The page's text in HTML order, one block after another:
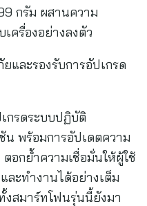
กรัม ผสานความ
ครื่องอย่างลงตัว
และรองรับการอัปเกรด
กรดระบบปฏิบัติ
น พร้อมการอัปเดตความ
อกย้ำความเชื่อมั่นให้ผู้ใช้
ะทำงานได้อย่างเต็ม
งสมาร์ทโฟนรุ่นนี้ยังมา